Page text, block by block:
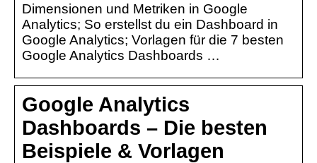
Dimensionen und Metriken in Google
Analytics; So erstellst du ein Dashboard in
Google Analytics; Vorlagen für die 7 besten
Google Analytics Dashboards …
Google Analytics
Dashboards – Die besten
Beispiele & Vorlagen